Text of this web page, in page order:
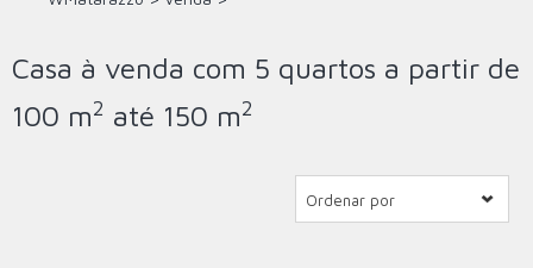
Casa à venda com 5 quartos a partir de
100 m2 até 150 m2
Ordenar por